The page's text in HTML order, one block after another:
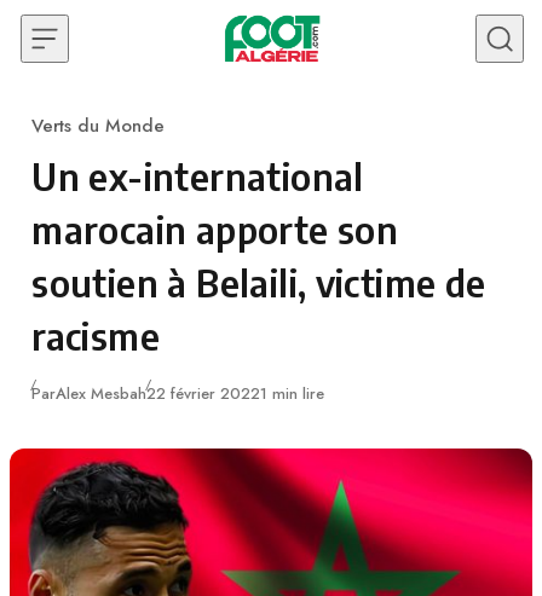
Skip to content
Category
Verts du Monde
Un ex-international
marocain apporte son
soutien à Belaili, victime de
racisme
ParAlex MesbahPublié
22 février 20221 min lire